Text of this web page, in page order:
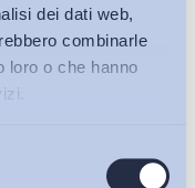
dei dati web,
combinarle
loro o che hanno